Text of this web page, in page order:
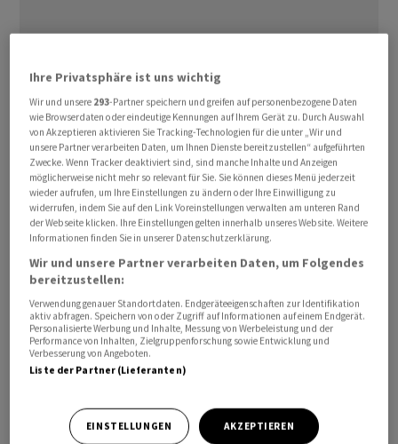
(AWP)
Bevorzugte Quelle
REGISTRIEREN
Ihre Privatsphäre ist uns wichtig
Wir und unsere 293-Partner speichern und greifen auf personenbezogene Daten
wie Browserdaten oder eindeutige Kennungen auf Ihrem Gerät zu. Durch Auswahl
von Akzeptieren aktivieren Sie Tracking-Technologien für die unter „Wir und
unsere Partner verarbeiten Daten, um Ihnen Dienste bereitzustellen“ aufgeführten
Zwecke. Wenn Tracker deaktiviert sind, sind manche Inhalte und Anzeigen
möglicherweise nicht mehr so relevant für Sie. Sie können dieses Menü jederzeit
wieder aufrufen, um Ihre Einstellungen zu ändern oder Ihre Einwilligung zu
widerrufen, indem Sie auf den Link Voreinstellungen verwalten am unteren Rand
der Webseite klicken. Ihre Einstellungen gelten innerhalb unseres Website. Weitere
Informationen finden Sie in unserer Datenschutzerklärung.
Wir und unsere Partner verarbeiten Daten, um Folgendes
bereitzustellen:
Verwendung genauer Standortdaten. Endgeräteeigenschaften zur Identifikation
aktiv abfragen. Speichern von oder Zugriff auf Informationen auf einem Endgerät.
Personalisierte Werbung und Inhalte, Messung von Werbeleistung und der
Performance von Inhalten, Zielgruppenforschung sowie Entwicklung und
Verbesserung von Angeboten.
Liste der Partner (Lieferanten)
EINSTELLUNGEN AKZEPTIEREN